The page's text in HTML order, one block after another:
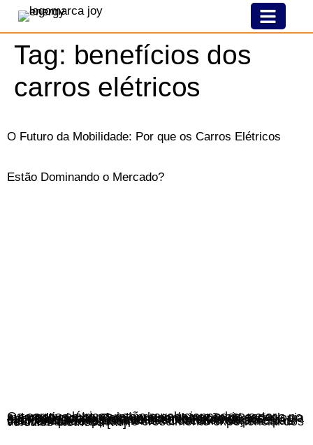
Tag: benefícios dos
carros elétricos
O Futuro da Mobilidade: Por que os Carros Elétricos
Estão Dominando o Mercado?
Os carros elétricos estão revolucionando o setor automotivo e conquistando cada vez mais espaço no mercado global. Com uma combinação de tecnologia avançada, consciência ambiental e benefícios econômicos, eles representam o futuro da mobilidade. Mas por que essa transformação está ocorrendo tão rapidamente? Descubra os principais motivos que explicam o crescimento exponencial dos veículos elétricos […]